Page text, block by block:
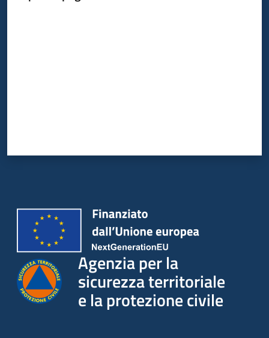
Agenzia per la
sicurezza territoriale
e la protezione civile